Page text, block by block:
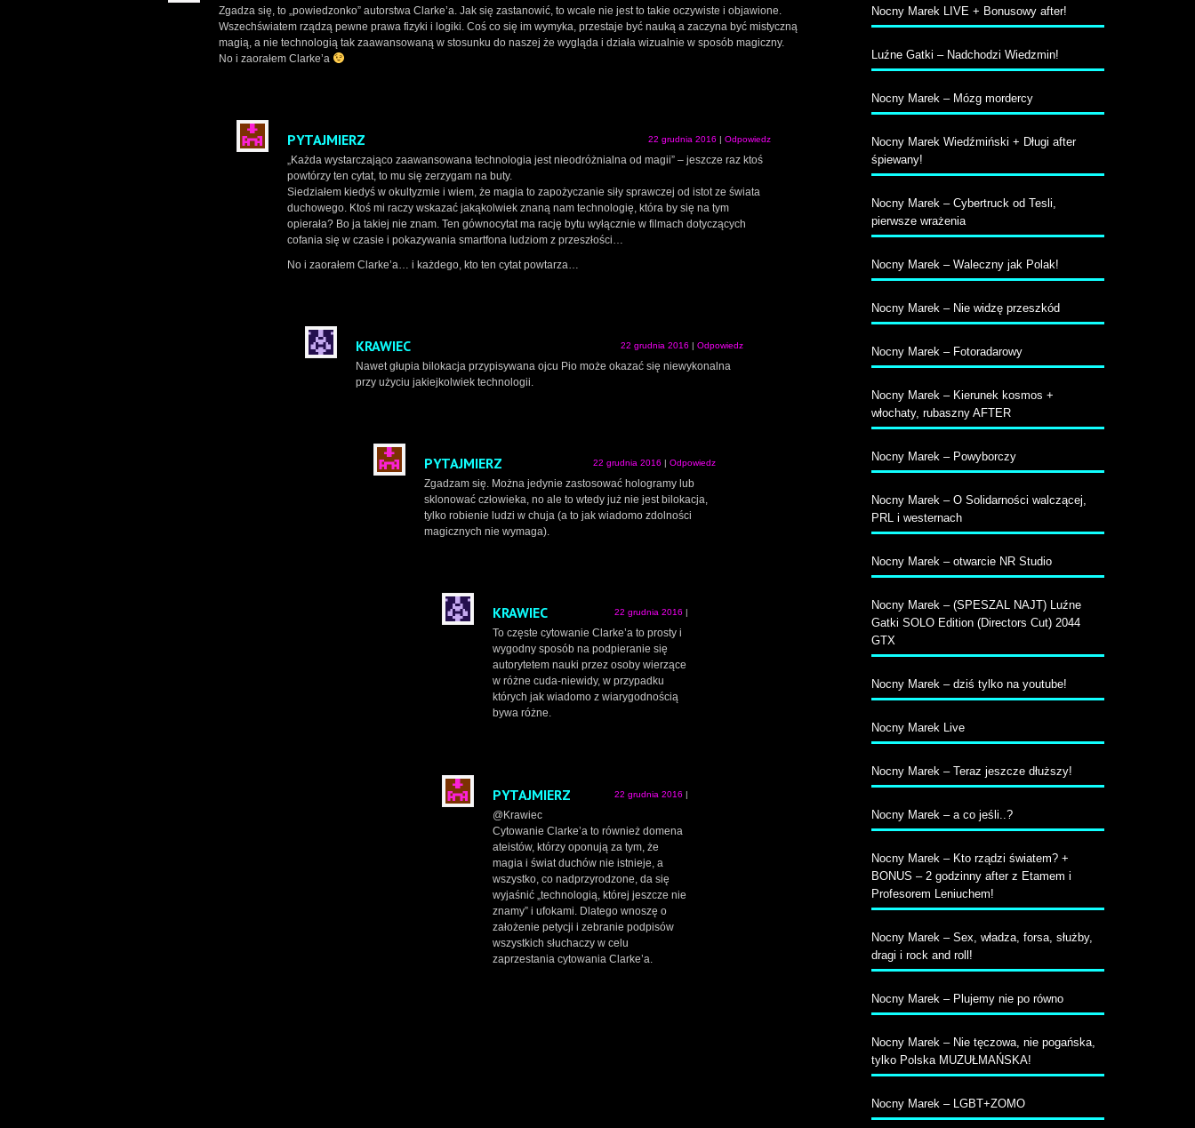
Zgadza się, to „powiedzonko” autorstwa Clarke’a. Jak się zastanowić, to wcale nie jest to takie oczywiste i objawione.
Wszechświatem rządzą pewne prawa fizyki i logiki. Coś co się im wymyka, przestaje być nauką a zaczyna być mistyczną
magią, a nie technologią tak zaawansowaną w stosunku do naszej że wygląda i działa wizualnie w sposób magiczny.
No i zaorałem Clarke’a
PYTAJMIERZ 22 grudnia 2016 | Odpowiedz
„Każda wystarczająco zaawansowana technologia jest nieodróżnialna od magii” – jeszcze raz ktoś
powtórzy ten cytat, to mu się zerzygam na buty.
Siedziałem kiedyś w okultyzmie i wiem, że magia to zapożyczanie siły sprawczej od istot ze świata
duchowego. Ktoś mi raczy wskazać jakąkolwiek znaną nam technologię, która by się na tym
opierała? Bo ja takiej nie znam. Ten gównocytat ma rację bytu wyłącznie w filmach dotyczących
cofania się w czasie i pokazywania smartfona ludziom z przeszłości…
No i zaorałem Clarke’a… i każdego, kto ten cytat powtarza…
KRAWIEC 22 grudnia 2016 | Odpowiedz
Nawet głupia bilokacja przypisywana ojcu Pio może okazać się niewykonalna
przy użyciu jakiejkolwiek technologii.
PYTAJMIERZ 22 grudnia 2016 | Odpowiedz
Zgadzam się. Można jedynie zastosować hologramy lub
sklonować człowieka, no ale to wtedy już nie jest bilokacja,
tylko robienie ludzi w chuja (a to jak wiadomo zdolności
magicznych nie wymaga).
KRAWIEC 22 grudnia 2016 |
To częste cytowanie Clarke’a to prosty i
wygodny sposób na podpieranie się
autorytetem nauki przez osoby wierzące
w różne cuda-niewidy, w przypadku
których jak wiadomo z wiarygodnością
bywa różne.
PYTAJMIERZ 22 grudnia 2016 |
@Krawiec
Cytowanie Clarke’a to również domena
ateistów, którzy oponują za tym, że
magia i świat duchów nie istnieje, a
wszystko, co nadprzyrodzone, da się
wyjaśnić „technologią, której jeszcze nie
znamy” i ufokami. Dlatego wnoszę o
założenie petycji i zebranie podpisów
wszystkich słuchaczy w celu
zaprzestania cytowania Clarke’a.
Nocny Marek LIVE + Bonusowy after!
Luźne Gatki – Nadchodzi Wiedzmin!
Nocny Marek – Mózg mordercy
Nocny Marek Wiedźmiński + Długi after
śpiewany!
Nocny Marek – Cybertruck od Tesli,
pierwsze wrażenia
Nocny Marek – Waleczny jak Polak!
Nocny Marek – Nie widzę przeszkód
Nocny Marek – Fotoradarowy
Nocny Marek – Kierunek kosmos +
włochaty, rubaszny AFTER
Nocny Marek – Powyborczy
Nocny Marek – O Solidarności walczącej,
PRL i westernach
Nocny Marek – otwarcie NR Studio
Nocny Marek – (SPESZAL NAJT) Luźne
Gatki SOLO Edition (Directors Cut) 2044
GTX
Nocny Marek – dziś tylko na youtube!
Nocny Marek Live
Nocny Marek – Teraz jeszcze dłuższy!
Nocny Marek – a co jeśli..?
Nocny Marek – Kto rządzi światem? +
BONUS – 2 godzinny after z Etamem i
Profesorem Leniuchem!
Nocny Marek – Sex, władza, forsa, służby,
dragi i rock and roll!
Nocny Marek – Plujemy nie po równo
Nocny Marek – Nie tęczowa, nie pogańska,
tylko Polska MUZUŁMAŃSKA!
Nocny Marek – LGBT+ZOMO